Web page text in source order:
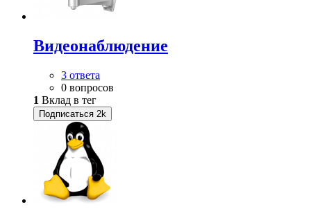
Видеонаблюдение
3 ответа
0 вопросов
1 Вклад в тег
Подписаться 2k